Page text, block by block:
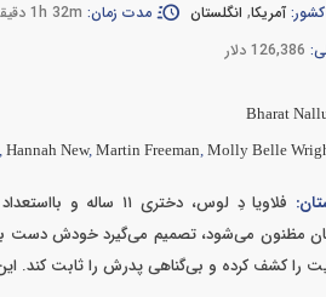
آمریکا, انگلستان مدت زمان: 1h 32m دقیقه
126,386 دلار
Bharat
, Hannah New, Martin Freeman, Molly Belle
فلاویا دِ لوس،
مظنون می‌شود، تصمیم می‌گیرد خودش دست
را کشف کرده و بی‌گناهی پدرش را ثابت کند. این